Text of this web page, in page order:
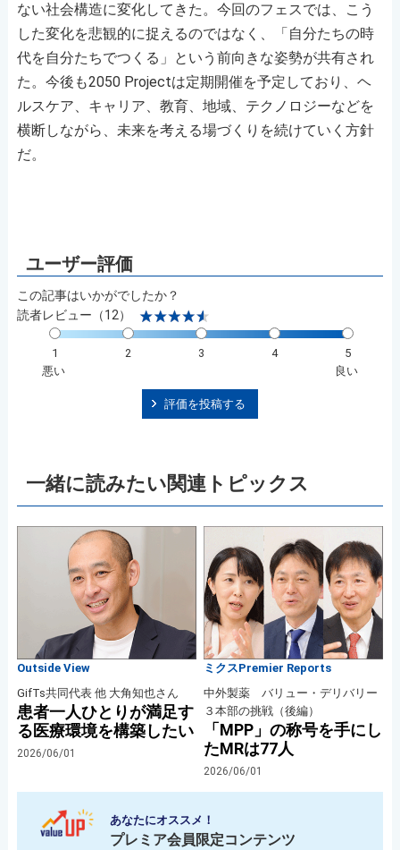
ない社会構造に変化してきた。今回のフェスでは、こう
した変化を悲観的に捉えるのではなく、「自分たちの時
代を自分たちでつくる」という前向きな姿勢が共有され
た。今後も2050 Projectは定期開催を予定しており、ヘ
ルスケア、キャリア、教育、地域、テクノロジーなどを
横断しながら、未来を考える場づくりを続けていく方針
だ。
この記事はいかがでしたか？
読者レビュー（12）
1 2 3 4
5
悪い
良い
評価を投稿する
一緒に読みたい関連トピックス
Outside View
GifTs共同代表 他 大角知也さん
患者一人ひとりが満足す
る医療環境を構築したい
2026/06/01
ミクスPremier Reports
中外製薬 バリュー・デリバリー
３本部の挑戦（後編）
「MPP」の称号を手にし
たMRは77人
2026/06/01
あなたにオススメ！
プレミア会員限定コンテンツ